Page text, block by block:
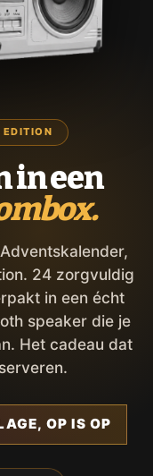
EDITION
in een
24 zorgvuldig
in een écht
speaker die je
Het cadeau dat
OP IS OP